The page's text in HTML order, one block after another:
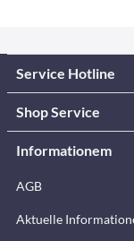
Service Hotline
Shop Service
Informationem
AGB
Aktuelle